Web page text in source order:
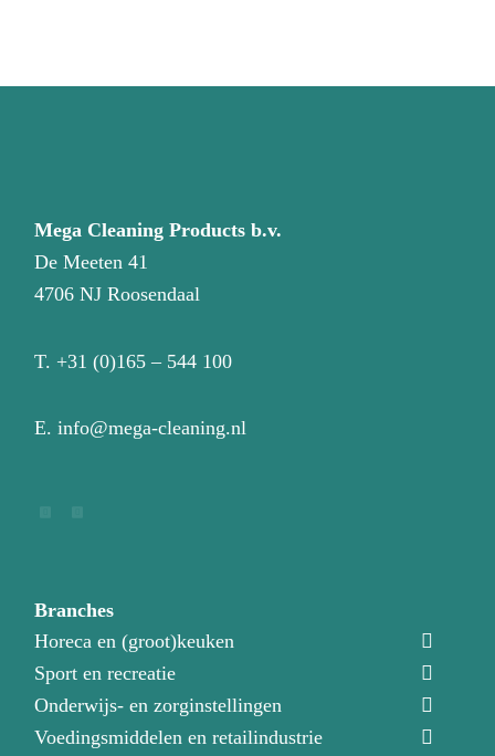
Mega Cleaning Products b.v.
De Meeten 41
4706 NJ Roosendaal
T. +31 (0)165 – 544 100
E.info@mega-cleaning.nl
Branches
Horeca en (groot)keuken
Sport en recreatie
Onderwijs- en zorginstellingen
Voedingsmiddelen en retailindustrie